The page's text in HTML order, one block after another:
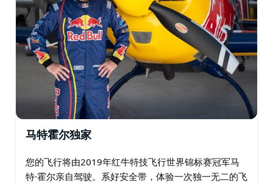
马特霍尔独家
您的飞行将由2019年红牛特技飞行世界锦标赛冠军马
特·霍尔亲自驾驶。系好安全带，体验一次独一无二的飞